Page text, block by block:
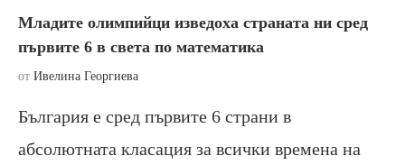
Младите олимпийци изведоха страната ни сред
първите 6 в света по математика
от Ивелина Георгиева
България е сред първите 6 страни в
абсолютната класация за всички времена на